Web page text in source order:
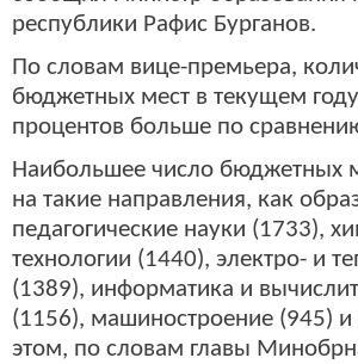
республики Рафис Бурганов.
По словам вице-премьера,
бюджетных мест в текущем
процентов больше по
Наибольшее число бюджетных
на такие направления, как
педагогические науки (1733),
технологии (1440), электро- и
(1389), информатика и
(1156), машиностроение (945) и
этом, по словам главы